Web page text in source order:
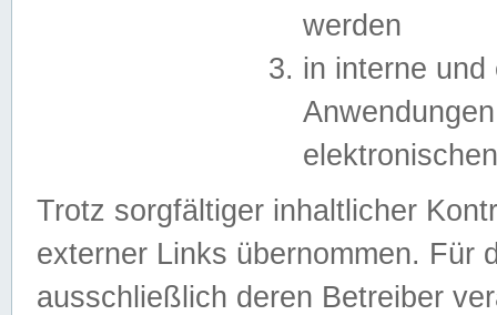
werden
in interne
Trotz sorgfältiger inhaltlicher
externer Links übernommen. Für
ausschließlich deren Betreiber